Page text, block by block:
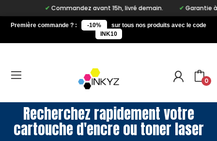
Commandez avant 15h, livré demain. Garantie à
Première commande ? : -10%
sur tous nos produits avec le code
INK10
0
Recherchez rapidement votre
cartouche d'encre ou toner laser